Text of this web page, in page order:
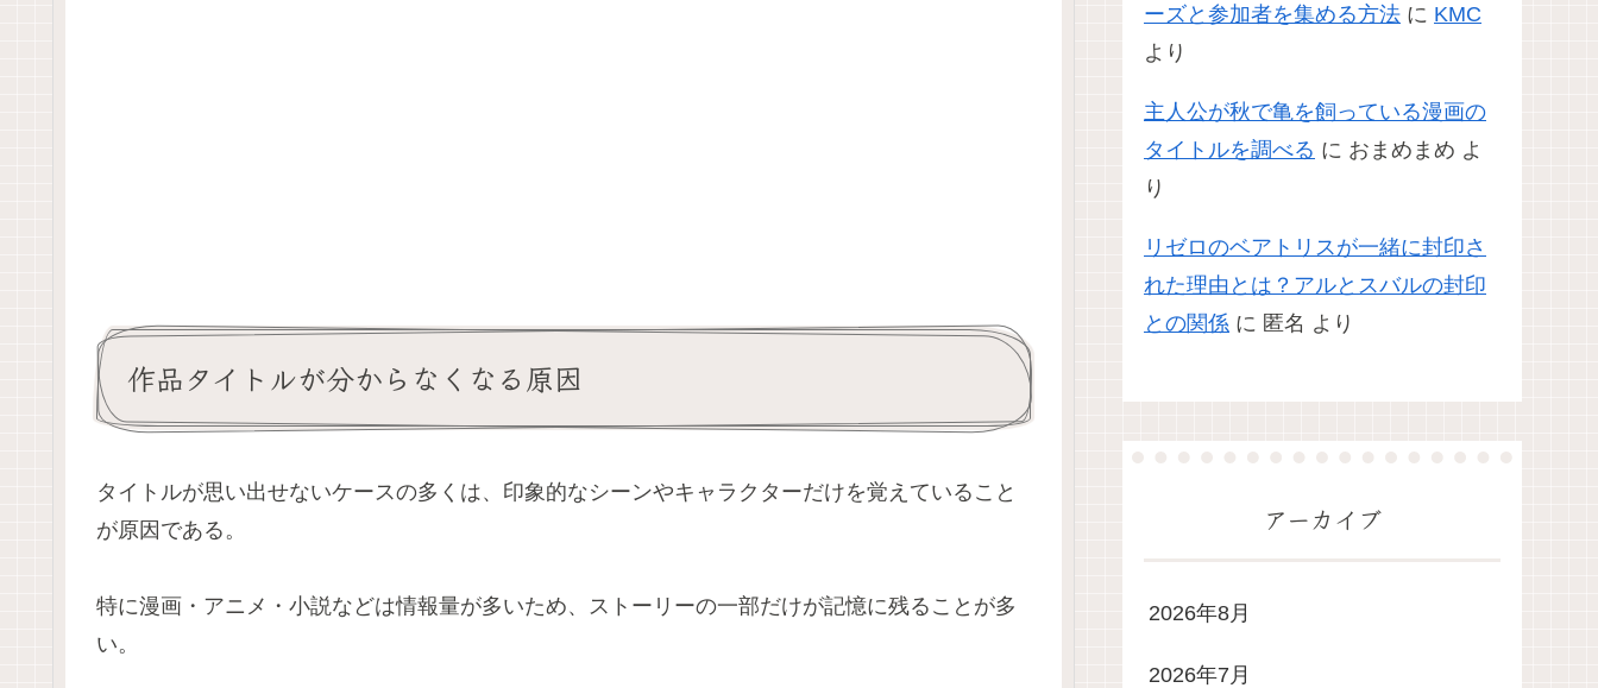
作品タイトルが分からなくなる原因
タイトルが思い出せないケースの多くは、印象的なシーンやキャラクターだけを覚えていること
が原因である。
特に漫画・アニメ・小説などは情報量が多いため、ストーリーの一部だけが記憶に残ることが多
い。
ーズと参加者を集める方法 に KMC
より
主人公が秋で亀を飼っている漫画の
タイトルを調べる に おまめまめ よ
り
リゼロのベアトリスが一緒に封印さ
れた理由とは？アルとスバルの封印
との関係 に 匿名 より
アーカイブ
2026年8月
2026年7月